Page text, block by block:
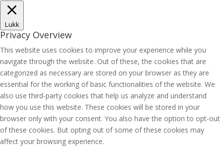
Lukk
Privacy Overview
This website uses cookies to improve your experience while you
navigate through the website. Out of these, the cookies that are
categorized as necessary are stored on your browser as they are
essential for the working of basic functionalities of the website. We
also use third-party cookies that help us analyze and understand
how you use this website. These cookies will be stored in your
browser only with your consent. You also have the option to opt-out
of these cookies. But opting out of some of these cookies may
affect your browsing experience.